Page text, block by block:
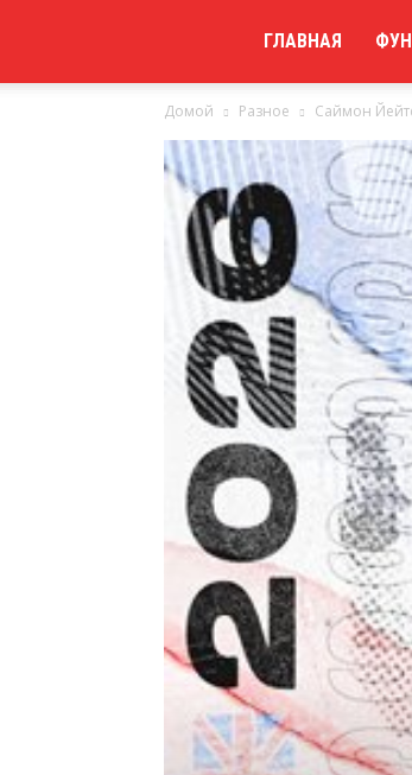
ГЛАВНАЯ
Домой Разное Саймон